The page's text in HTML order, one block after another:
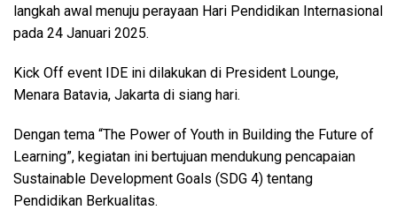
langkah awal menuju perayaan Hari Pendidikan Internasional
pada 24 Januari 2025.
Kick Off event IDE ini dilakukan di President Lounge,
Menara Batavia, Jakarta di siang hari.
Dengan tema “The Power of Youth in Building the Future of
Learning”, kegiatan ini bertujuan mendukung pencapaian
Sustainable Development Goals (SDG 4) tentang
Pendidikan Berkualitas.